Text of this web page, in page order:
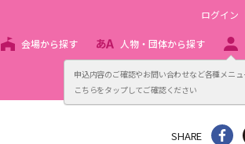
申込内容のご確認やお問い合わせなど各種メニュ
こちらをタップしてご確認ください
ログイン
会場から探す 人物・団体から探す
主催者向け販
SHARE